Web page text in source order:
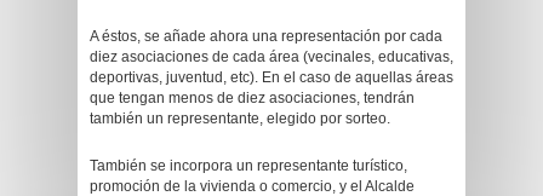
A éstos, se añade ahora una representación por cada
diez asociaciones de cada área (vecinales, educativas,
deportivas, juventud, etc). En el caso de aquellas áreas
que tengan menos de diez asociaciones, tendrán
también un representante, elegido por sorteo.
También se incorpora un representante turístico,
promoción de la vivienda o comercio, y el Alcalde